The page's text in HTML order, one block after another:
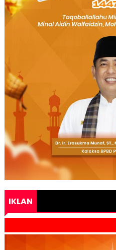
IKLAN